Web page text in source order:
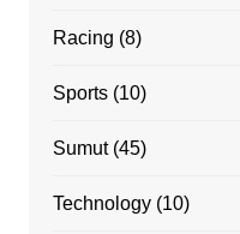
Racing (8)
Sports(10)
Sumut(45)
Technology(10)